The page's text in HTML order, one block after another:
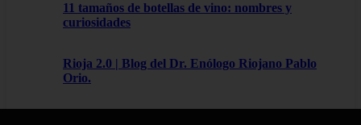
11 tamaños de botellas de vino: nombres y
curiosidades
Rioja 2.0 | Blog del Dr. Enólogo Riojano Pablo
Orio.